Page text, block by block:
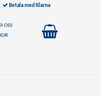
Betala med Klarna
OSS